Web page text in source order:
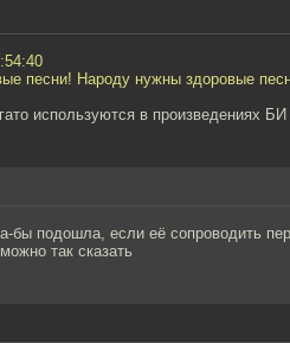
песни! Народу нужны здоровые
используются в произведениях
бы подошла, если её сопроводить
так сказать